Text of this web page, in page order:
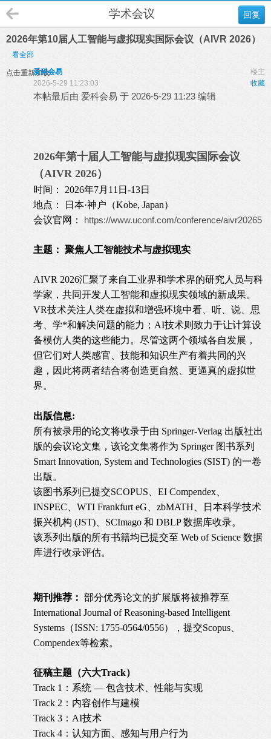
回复
学术会议
2026年第10届人工智能与虚拟现实国际会议（AIVR 2026）
看全部
点击重新加载 楼主
爱科会易
收藏
2026-5-29 11:23:03
本帖最后由 爱科会易 于 2026-5-29 11:23 编辑
2026年第十届人工智能与虚拟现实国际会议
（AIVR 2026）
时间： 2026年7月11日-13日
地点： 日本·神户（Kobe, Japan）
会议官网： https://www.uconf.com/conference/aivr20265
主题： 聚焦人工智能技术与虚拟现实
AIVR 2026汇聚了来自工业界和学术界的研究人员与科
学家，共同开发人工智能和虚拟现实领域的新成果。
VR技术关注人类在虚拟和增强环境中看、听、说、思
考、学*和解决问题的能力；AI技术则致力于让计算设
备模仿人类的这些能力。尽管这两个领域各自发展，
但它们对人类感官、技能和知识生产有着共同的兴
趣，因此将两者结合将创造更自然、更逼真的虚拟世
界。
出版信息:
所有被录用的论文将收录于由 Springer-Verlag 出版社出
版的会议论文集，该论文集将作为 Springer 图书系列
Smart Innovation, System and Technologies (SIST) 的一卷
出版。
该图书系列已提交SCOPUS、EI Compendex、
INSPEC、WTI Frankfurt eG、zbMATH、日本科学技术
振兴机构 (JST)、SCImago 和 DBLP 数据库收录。
该系列出版的所有书籍均已提交至 Web of Science 数据
库进行收录评估。
期刊推荐： 部分优秀论文的扩展版将被推荐至
International Journal of Reasoning-based Intelligent
Systems（ISSN: 1755-0564/0556），提交Scopus、
Compendex等检索。
征稿主题（六大Track）
Track 1：系统 — 包含技术、性能与实现
Track 2：内容创作与建模
Track 3：AI技术
Track 4：认知方面、感知与用户行为